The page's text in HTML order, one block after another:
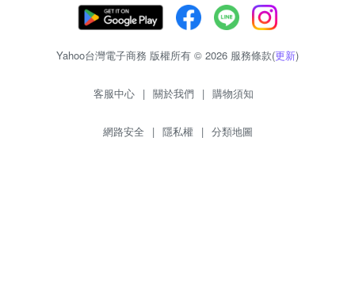
Yahoo台灣電子商務 版權所有 © 2026 服務條款(更新)
客服中心 | 關於我們 | 購物須知
網路安全 | 隱私權 | 分類地圖